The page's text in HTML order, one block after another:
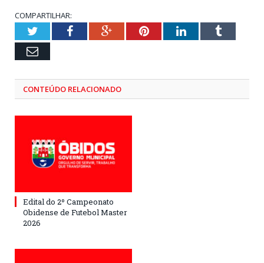
COMPARTILHAR:
TwitterFacebookGoogle+PinterestLinkedInTumblr
Email
CONTEÚDO RELACIONADO
Edital do 2º Campeonato
Obidense de Futebol Master
2026